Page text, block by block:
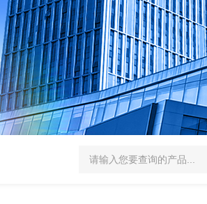
HT/SC-800砂尘试验机厂家 HT/GDSJ-80天